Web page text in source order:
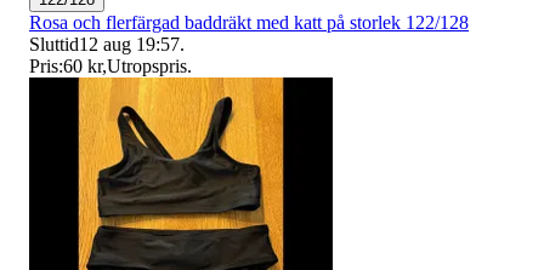
Rosa och flerfärgad baddräkt med katt på storlek 122/128
Sluttid12 aug 19:57.
Pris:60 kr,Utropspris.